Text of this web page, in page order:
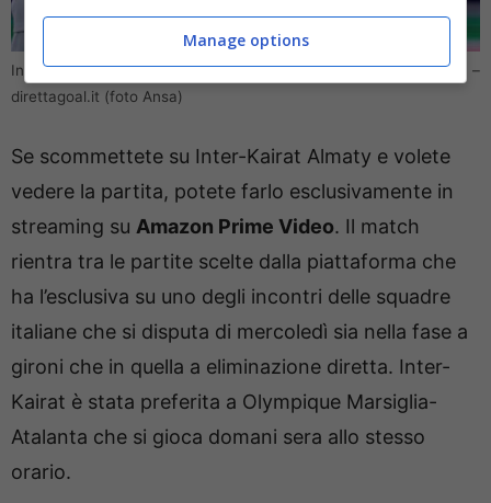
Inter-Kairat Almaty, i consigli sulle quote e dove vedere la partita –
direttagoal.it (foto Ansa)
Se scommettete su Inter-Kairat Almaty e volete
vedere la partita, potete farlo esclusivamente in
streaming su Amazon Prime Video. Il match
rientra tra le partite scelte dalla piattaforma che
ha l’esclusiva su uno degli incontri delle squadre
italiane che si disputa di mercoledì sia nella fase a
gironi che in quella a eliminazione diretta. Inter-
Kairat è stata preferita a Olympique Marsiglia-
Atalanta che si gioca domani sera allo stesso
orario.
Manage options